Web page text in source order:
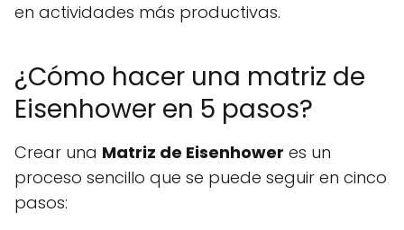
en actividades más productivas.
¿Cómo hacer una matriz de
Eisenhower en 5 pasos?
Crear una Matriz de Eisenhower es un
proceso sencillo que se puede seguir en cinco
pasos: